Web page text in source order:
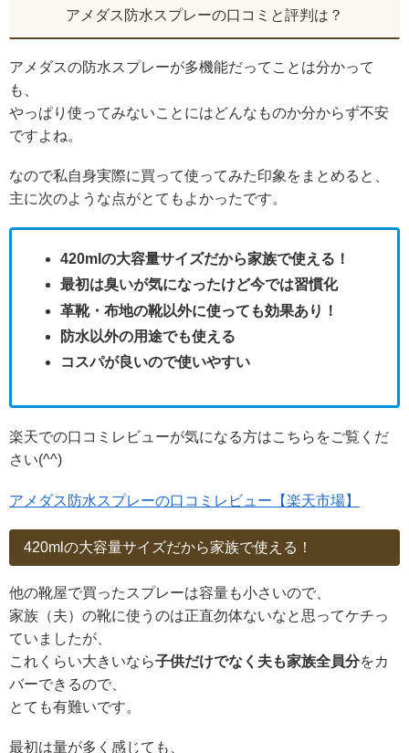
アメダス防水スプレーの口コミと評判は？
アメダスの防水スプレーが多機能だってことは分かって
も、
やっぱり使ってみないことにはどんなものか分からず不安
ですよね。
なので私自身実際に買って使ってみた印象をまとめると、
主に次のような点がとてもよかったです。
420mlの大容量サイズだから家族で使える！
最初は臭いが気になったけど今では習慣化
革靴・布地の靴以外に使っても効果あり！
防水以外の用途でも使える
コスパが良いので使いやすい
楽天での口コミレビューが気になる方はこちらをご覧くだ
さい(^^)
アメダス防水スプレーの口コミレビュー【楽天市場】
420mlの大容量サイズだから家族で使える！
他の靴屋で買ったスプレーは容量も小さいので、
家族（夫）の靴に使うのは正直勿体ないなと思ってケチっ
ていましたが、
これくらい大きいなら子供だけでなく夫も家族全員分をカ
バーできるので、
とても有難いです。
最初は量が多く感じても、